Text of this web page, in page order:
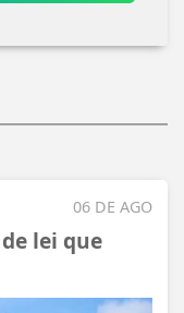
06 DE AGO
lei que